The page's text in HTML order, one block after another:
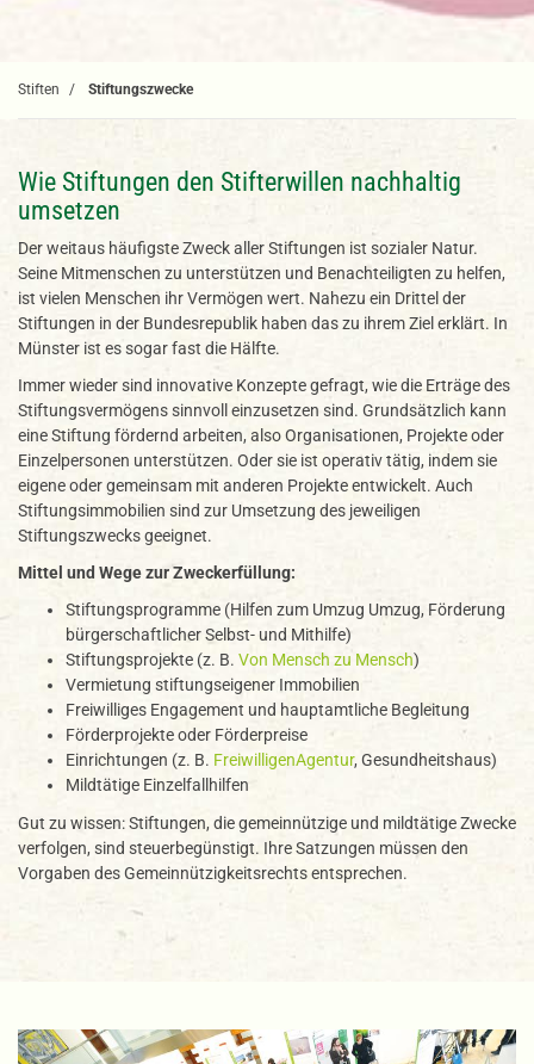
Stiften Stiftungszwecke
Wie Stiftungen den Stifterwillen nachhaltig
umsetzen
Der weitaus häufigste Zweck aller Stiftungen ist sozialer Natur.
Seine Mitmenschen zu unterstützen und Benachteiligten zu helfen,
ist vielen Menschen ihr Vermögen wert. Nahezu ein Drittel der
Stiftungen in der Bundesrepublik haben das zu ihrem Ziel erklärt. In
Münster ist es sogar fast die Hälfte.
Immer wieder sind innovative Konzepte gefragt, wie die Erträge des
Stiftungsvermögens sinnvoll einzusetzen sind. Grundsätzlich kann
eine Stiftung fördernd arbeiten, also Organisationen, Projekte oder
Einzelpersonen unterstützen. Oder sie ist operativ tätig, indem sie
eigene oder gemeinsam mit anderen Projekte entwickelt. Auch
Stiftungsimmobilien sind zur Umsetzung des jeweiligen
Stiftungszwecks geeignet.
Mittel und Wege zur Zweckerfüllung:
Stiftungsprogramme (Hilfen zum Umzug Umzug, Förderung
bürgerschaftlicher Selbst- und Mithilfe)
Stiftungsprojekte (z. B. Von Mensch zu Mensch)
Vermietung stiftungseigener Immobilien
Freiwilliges Engagement und hauptamtliche Begleitung
Förderprojekte oder Förderpreise
Einrichtungen (z. B. FreiwilligenAgentur, Gesundheitshaus)
Mildtätige Einzelfallhilfen
Gut zu wissen: Stiftungen, die gemeinnützige und mildtätige Zwecke
verfolgen, sind steuerbegünstigt. Ihre Satzungen müssen den
Vorgaben des Gemeinnützigkeitsrechts entsprechen.